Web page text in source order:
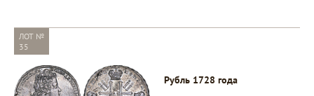
ЛОТ №
35
Рубль 1728 года